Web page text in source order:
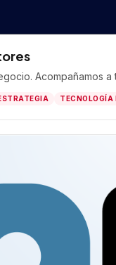
Acompañamos a
TECNOLOGÍA